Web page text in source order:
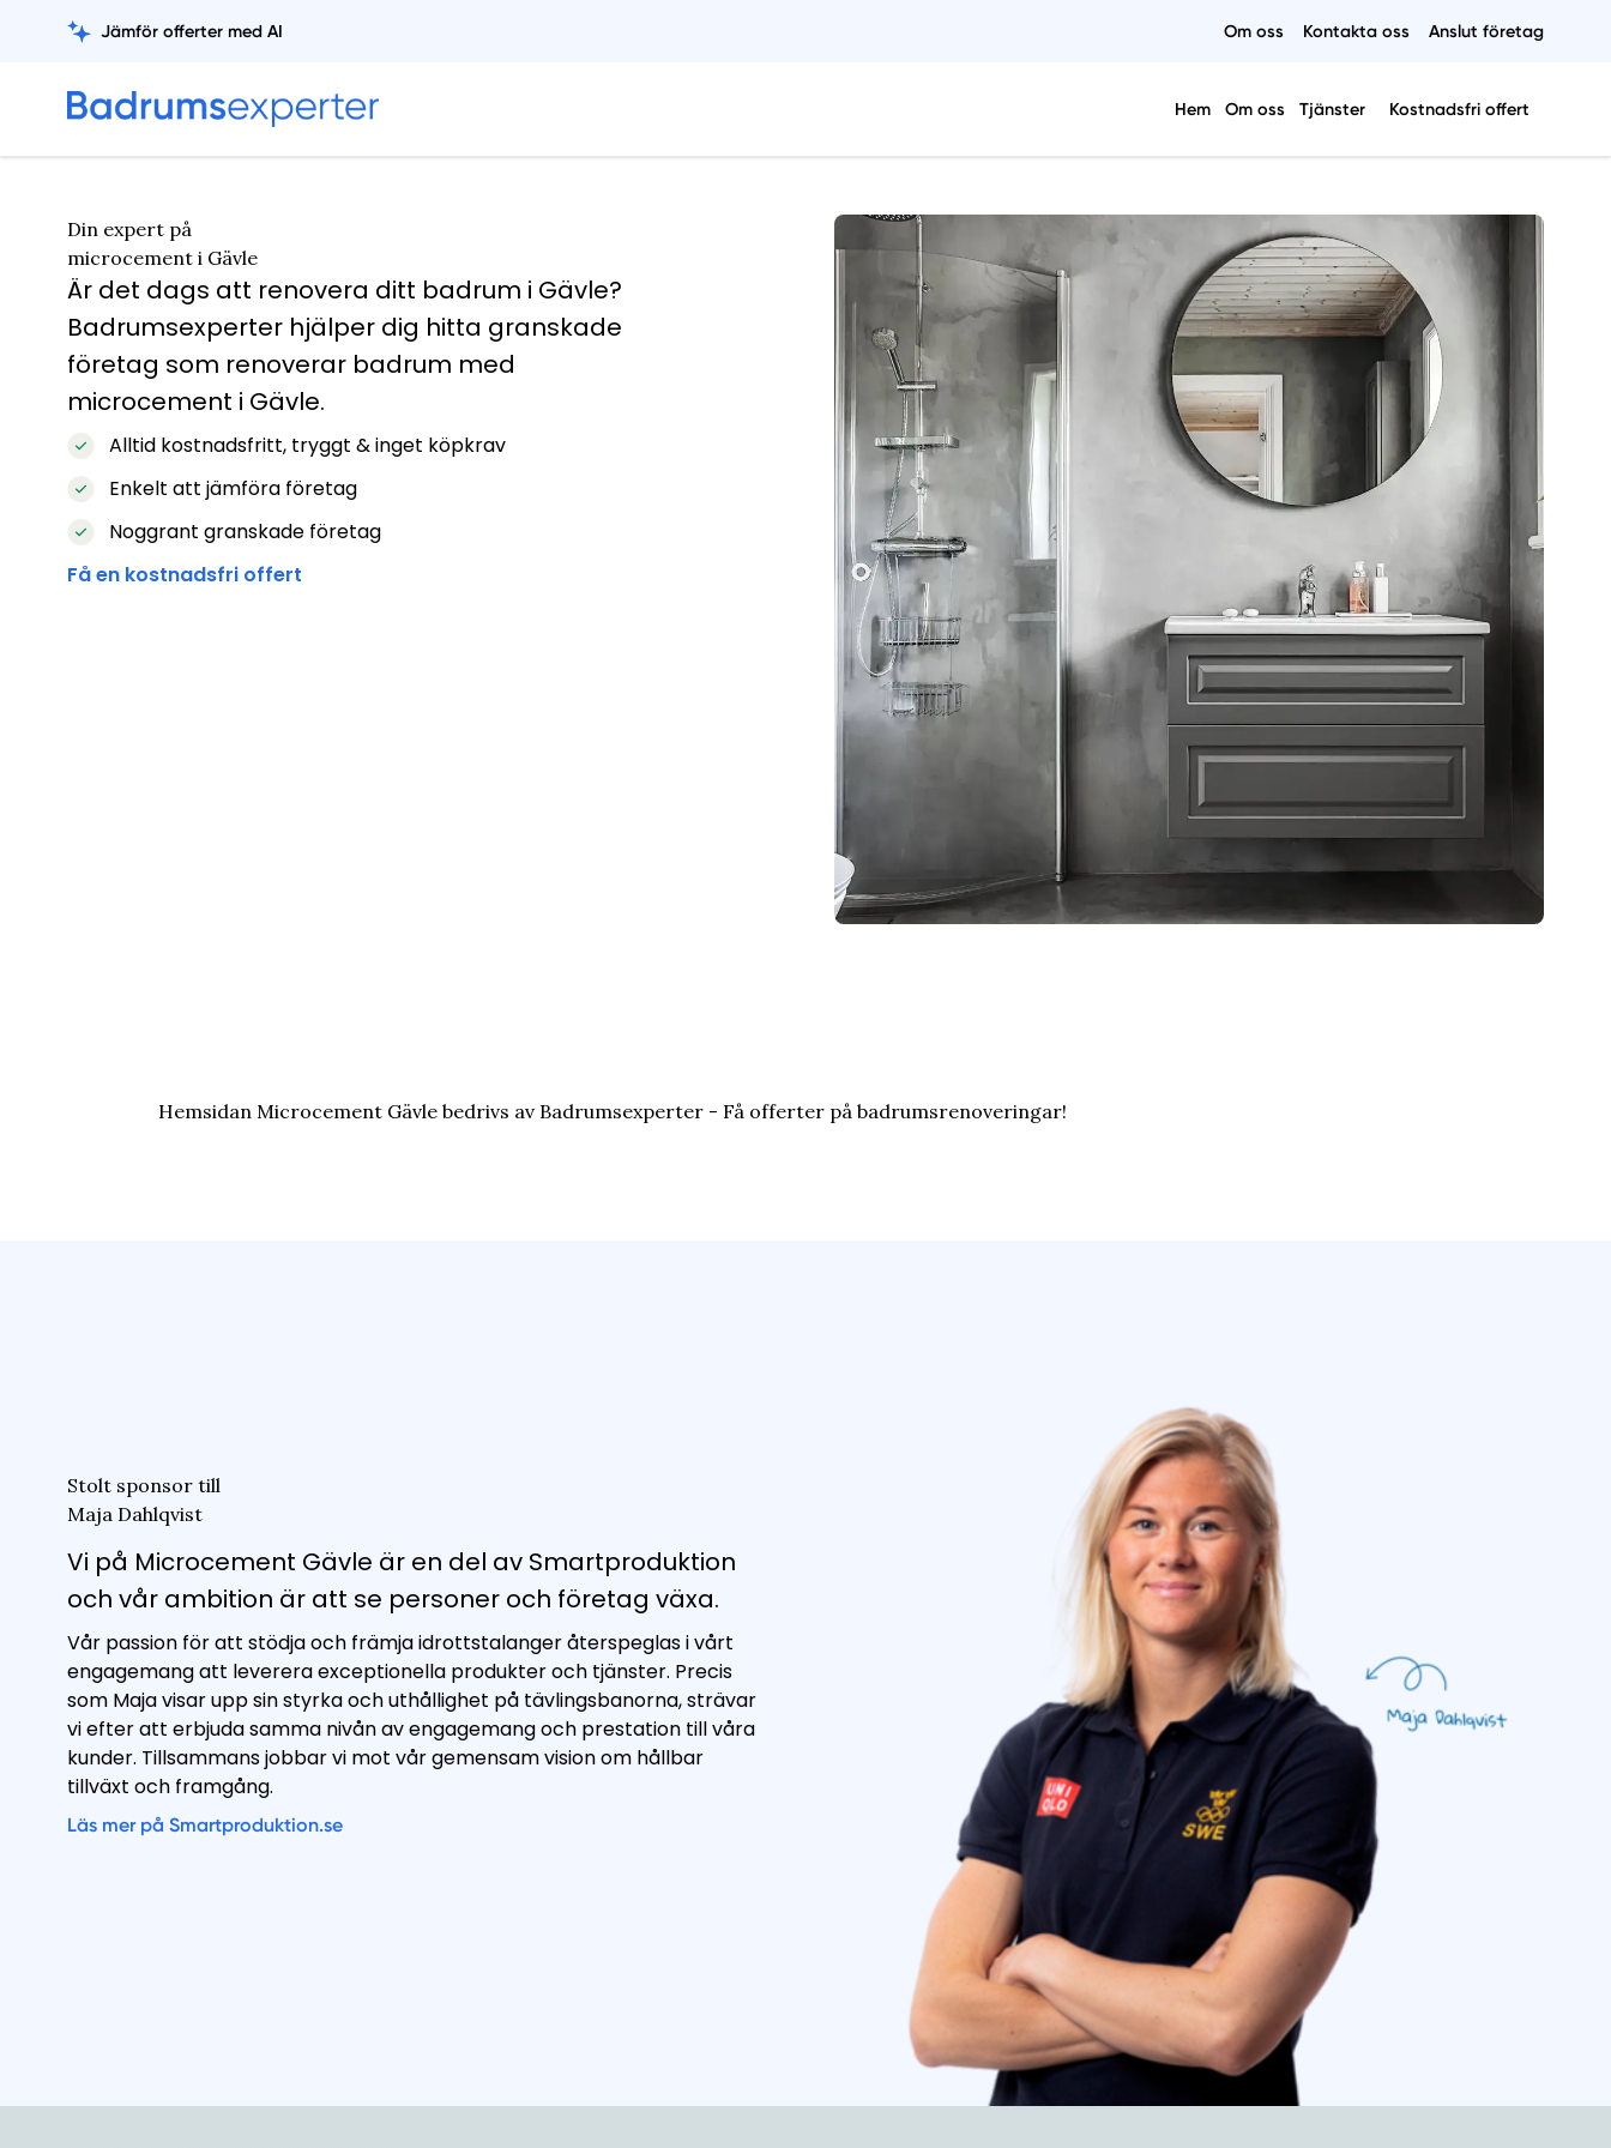
Jämför offerter med AI Om oss Kontakta oss Anslut företag
Hem Om oss Tjänster Kostnadsfri offert
Din expert på
microcement i Gävle
Är det dags att renovera ditt badrum i Gävle?
Badrumsexperter hjälper dig hitta granskade
företag som renoverar badrum med
microcement i Gävle.
Alltid kostnadsfritt, tryggt & inget köpkrav
Enkelt att jämföra företag
Noggrant granskade företag
Få en kostnadsfri offert
Hemsidan Microcement Gävle bedrivs av Badrumsexperter - Få offerter på badrumsrenoveringar!
Stolt sponsor till
Maja Dahlqvist
Vi på Microcement Gävle är en del av Smartproduktion
och vår ambition är att se personer och företag växa.
Vår passion för att stödja och främja idrottstalanger återspeglas i vårt
engagemang att leverera exceptionella produkter och tjänster. Precis
som Maja visar upp sin styrka och uthållighet på tävlingsbanorna, strävar
vi efter att erbjuda samma nivån av engagemang och prestation till våra
kunder. Tillsammans jobbar vi mot vår gemensam vision om hållbar
tillväxt och framgång.
Läs mer på Smartproduktion.se